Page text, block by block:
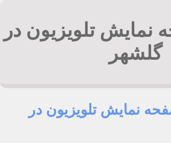
تلویزیون در
گلشهر
نمایش تلویزیون در